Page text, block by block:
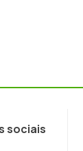
sociais